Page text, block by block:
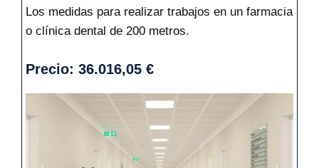
Los medidas para realizar trabajos en un farmacia
o clínica dental de 200 metros.
Precio: 36.016,05 €